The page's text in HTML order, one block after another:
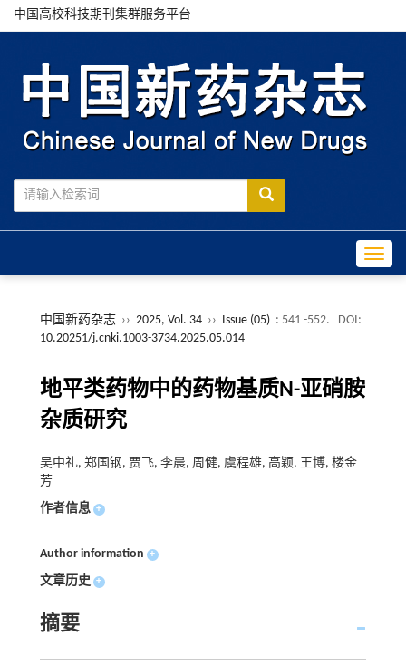
中国高校科技期刊集群服务平台
中国新药杂志 ›› 2025, Vol. 34 ›› Issue (05) : 541 -552.
DOI:
10.20251/j.cnki.1003-3734.2025.05.014
地平类药物中的药物基质N-亚硝胺
杂质研究
吴中礼, 郑国钢, 贾飞, 李晨, 周健, 虞程雄, 高颖, 王博, 楼金
芳
作者信息 +
Author information +
文章历史 +
摘要